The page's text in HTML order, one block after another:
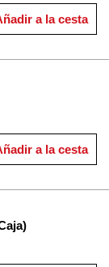
a la cesta
a la cesta